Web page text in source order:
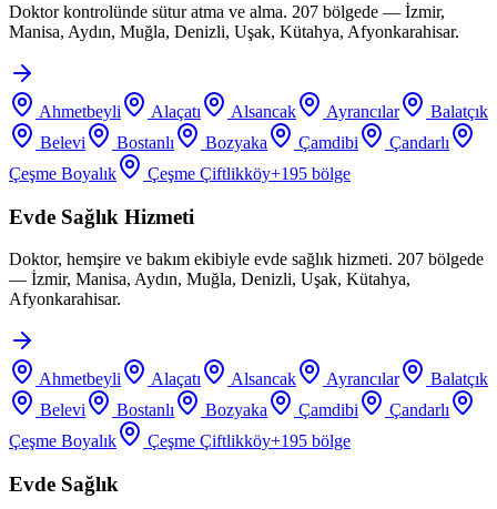
Doktor kontrolünde sütur atma ve alma. 207 bölgede — İzmir,
Manisa, Aydın, Muğla, Denizli, Uşak, Kütahya, Afyonkarahisar.
Ahmetbeyli Alaçatı Alsancak Ayrancılar
Balatçık
Belevi
Bostanlı Bozyaka Çamdibi
Çandarlı
Çeşme Boyalık
Çeşme Çiftlikköy+195 bölge
Evde Sağlık Hizmeti
Doktor, hemşire ve bakım ekibiyle evde sağlık hizmeti. 207 bölgede
— İzmir, Manisa, Aydın, Muğla, Denizli, Uşak, Kütahya,
Afyonkarahisar.
Ahmetbeyli Alaçatı Alsancak Ayrancılar
Balatçık
Belevi
Bostanlı Bozyaka Çamdibi
Çandarlı
Çeşme Boyalık
Çeşme Çiftlikköy+195 bölge
Evde Sağlık